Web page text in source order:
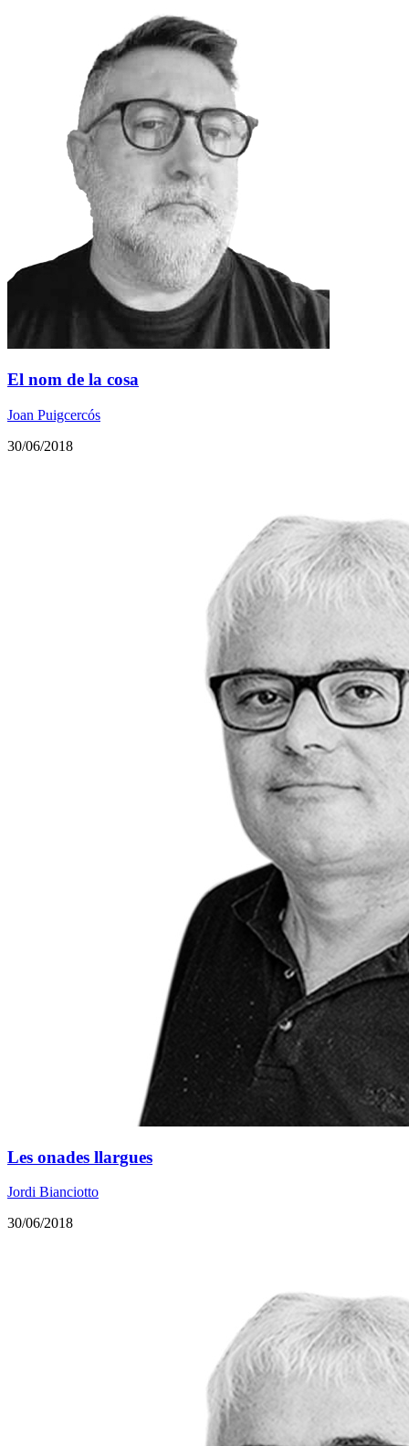
El nom de la cosa
Joan Puigcercós
30/06/2018
Les onades llargues
Jordi Bianciotto
30/06/2018